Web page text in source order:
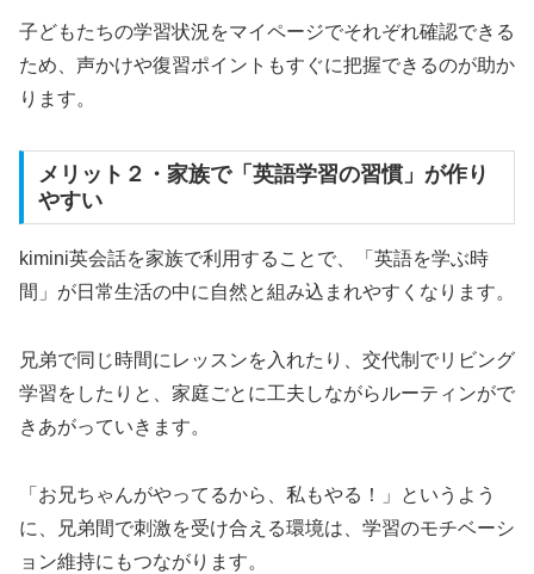
子どもたちの学習状況をマイページでそれぞれ確認できる
ため、声かけや復習ポイントもすぐに把握できるのが助か
ります。
メリット２・家族で「英語学習の習慣」が作り
やすい
kimini英会話を家族で利用することで、「英語を学ぶ時
間」が日常生活の中に自然と組み込まれやすくなります。
兄弟で同じ時間にレッスンを入れたり、交代制でリビング
学習をしたりと、家庭ごとに工夫しながらルーティンがで
きあがっていきます。
「お兄ちゃんがやってるから、私もやる！」というよう
に、兄弟間で刺激を受け合える環境は、学習のモチベーシ
ョン維持にもつながります。